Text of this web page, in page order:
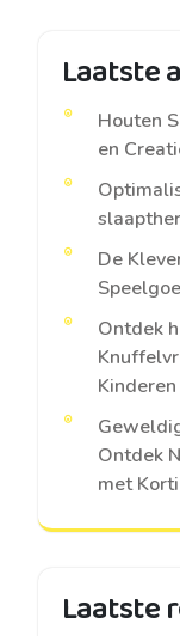
Laatste
Houten
en
De
Ontdek
Kinderen
Ontdek
met
Laatste